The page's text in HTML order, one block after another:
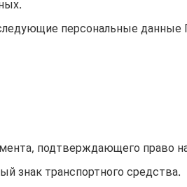
персональные данные
подтверждающего право
знак транспортного средства.